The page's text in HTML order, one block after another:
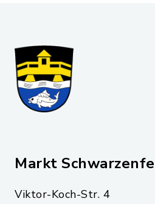
Markt
Viktor-Koch-Str. 4